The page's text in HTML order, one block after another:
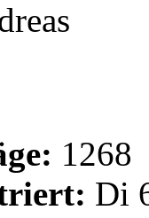
1268
Di